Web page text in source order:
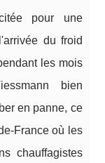
pour une
du froid
les mois
bien
en panne, ce
France où les
chauffagistes